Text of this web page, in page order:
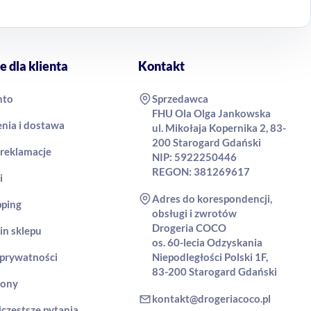
dla klienta
i dostawa
sklepu
Kontakt
Sprzedawca
FHU Ola Olga Jankowska
ul. Mikołaja Kopernika 2, 83-
200 Starogard Gdański
NIP: 5922250446
REGON: 381269617
Adres do korespondencji,
obsługi i zwrotów
Drogeria COCO
os. 60-lecia Odzyskania
Niepodległości Polski 1F,
83-200 Starogard Gdański
kontakt@drogeriacoco.pl